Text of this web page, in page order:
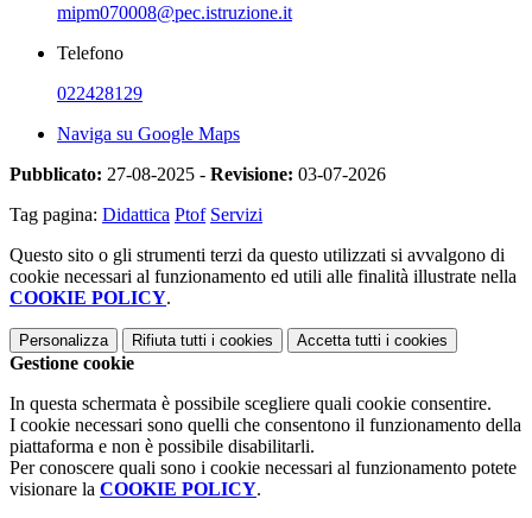
mipm070008@pec.istruzione.it
Telefono
022428129
Naviga su Google Maps
Pubblicato: 27-08-2025 - Revisione: 03-07-2026
Tag pagina: Didattica Ptof Servizi
Questo sito o gli strumenti terzi da questo utilizzati si avvalgono di
cookie necessari al funzionamento ed utili alle finalità illustrate nella
COOKIE POLICY.
Personalizza Rifiuta tutti i cookies Accetta tutti i cookies
Gestione cookie
In questa schermata è possibile scegliere quali cookie consentire.
I cookie necessari sono quelli che consentono il funzionamento della
piattaforma e non è possibile disabilitarli.
Per conoscere quali sono i cookie necessari al funzionamento potete
visionare la COOKIE POLICY.